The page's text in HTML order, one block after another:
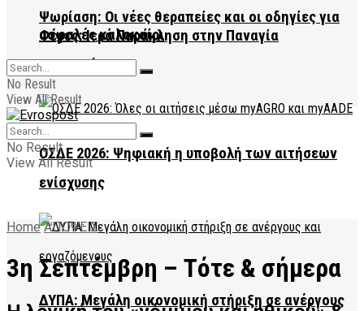
Φέρες: Ιερά Παράκληση στην Παναγία
Κοσμοσώτειρα
ΟΣΔΕ 2026: Ψηφιακή η υποβολή των αιτήσεων
ενίσχυσης
ΔΥΠΑ: Μεγάλη οικονομική στήριξη σε ανέργους
Ψωρίαση: Οι νέες θεραπείες και οι οδηγίες για
ασφαλές καλοκαίρι
No Result
View All Result
No Result
View All Result
Home ΑΠΟΨΕΙΣ
3η Σεπτέμβρη – Tότε & σήμερα